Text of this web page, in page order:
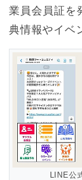
業員会員証を
典情報やイベ
LINE公